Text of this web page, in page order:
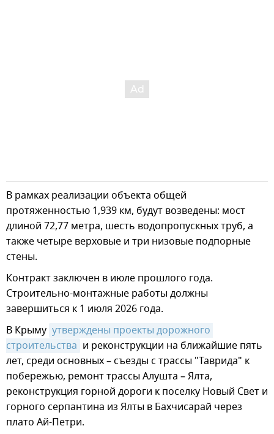
В рамках реализации объекта общей
протяженностью 1,939 км, будут возведены: мост
длиной 72,77 метра, шесть водопропускных труб, а
также четыре верховые и три низовые подпорные
стены.
Контракт заключен в июле прошлого года.
Строительно-монтажные работы должны
завершиться к 1 июля 2026 года.
В Крыму утверждены проекты дорожного
строительства и реконструкции на ближайшие пять
лет, среди основных – съезды с трассы "Таврида" к
побережью, ремонт трассы Алушта – Ялта,
реконструкция горной дороги к поселку Новый Свет и
горного серпантина из Ялты в Бахчисарай через
плато Ай-Петри.